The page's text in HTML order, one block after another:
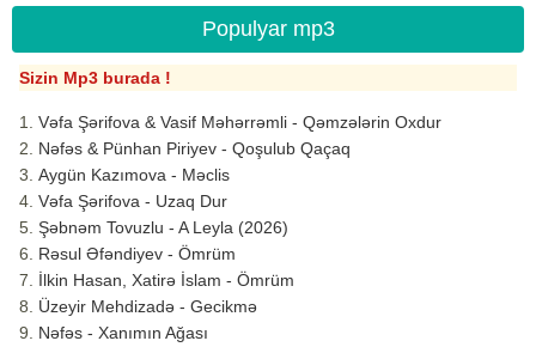
Populyar mp3
Sizin Mp3 burada !
Vəfa Şərifova & Vasif Məhərrəmli - Qəmzələrin Oxdur
Nəfəs & Pünhan Piriyev - Qoşulub Qaçaq
Aygün Kazımova - Məclis
Vəfa Şərifova - Uzaq Dur
Şəbnəm Tovuzlu - A Leyla (2026)
Rəsul Əfəndiyev - Ömrüm
İlkin Hasan, Xatirə İslam - Ömrüm
Üzeyir Mehdizadə - Gecikmə
Nəfəs - Xanımın Ağası